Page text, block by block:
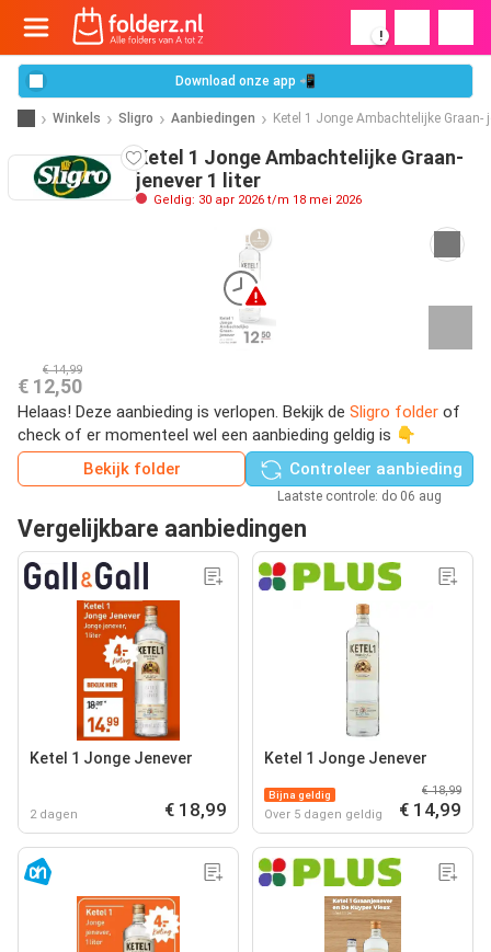
!
Download onze app 📲
Winkels Sligro Aanbiedingen Ketel 1 Jonge Ambachtelijke Graan-
Ketel 1 Jonge Ambachtelijke Graan-
jenever 1 liter
Geldig: 30 apr 2026 t/m 18 mei 2026
€ 14,99
€ 12,50
Helaas! Deze aanbieding is verlopen. Bekijk de Sligro folder of
check of er momenteel wel een aanbieding geldig is 👇
Bekijk folder
Controleer aanbieding
Laatste controle: do 06 aug
Vergelijkbare aanbiedingen
Ketel 1 Jonge Jenever
2 dagen € 18,99
Ketel 1 Jonge Jenever
Bijna geldig
Over 5 dagen geldig
€ 18,99
€ 14,99